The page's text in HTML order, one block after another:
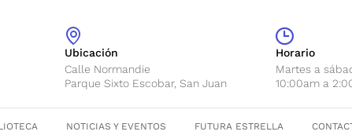
Ubicación
Calle Normandie
Parque Sixto Escobar, San Juan
Horario
Martes a
10:00am a
NOTICIAS Y EVENTOS FUTURA ESTRELLA